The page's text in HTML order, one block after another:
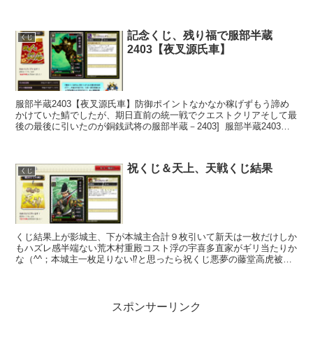
くじ
記念くじ、残り福で服部半蔵
2403【夜叉源氏車】
服部半蔵2403【夜叉源氏車】防御ポイントなかなか稼げずもう諦め
かけていた鯖でしたが、期日直前の統一戦でクエストクリアそして最
後の最後に引いたのが銅銭武将の服部半蔵－2403] 服部半蔵2403
くじ 祝くじ＆天上、天戦くじ結果
くじ結果上が影城主、下が本城主合計９枚引いて新天は一枚だけしか
もハズレ感半端ない荒木村重殿コスト浮の宇喜多直家がギリ当たりか
な（^^；本城主一枚足りない⁉と思ったら祝くじ悪夢の藤堂高虎被り
スポンサーリンク